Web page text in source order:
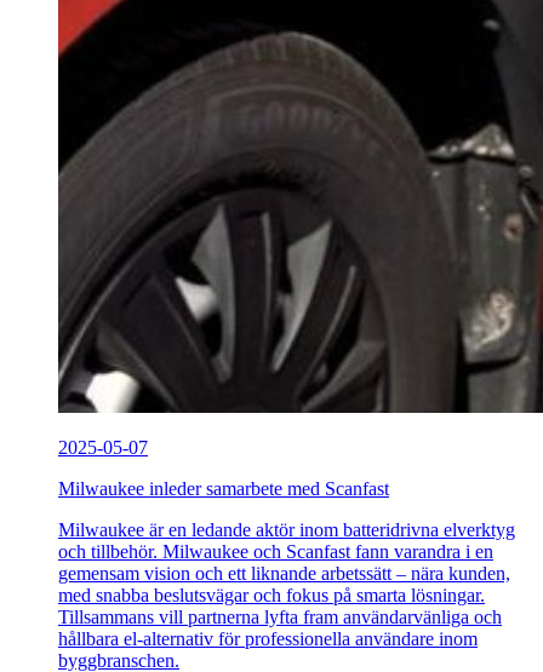
2025-05-07
Milwaukee inleder samarbete med Scanfast
Milwaukee är en ledande aktör inom batteridrivna elverktyg
och tillbehör. Milwaukee och Scanfast fann varandra i en
gemensam vision och ett liknande arbetssätt – nära kunden,
med snabba beslutsvägar och fokus på smarta lösningar.
Tillsammans vill partnerna lyfta fram användarvänliga och
hållbara el-alternativ för professionella användare inom
byggbranschen.